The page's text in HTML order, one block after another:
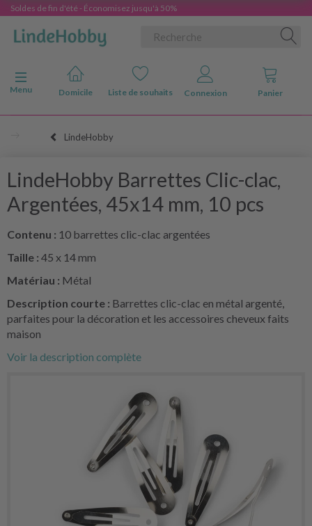
Soldes de fin d'été - Économisez jusqu'à 50%
Basculer la navigation
Menu
Domicile Liste de souhaits Connexion Panier
LindeHobby
LindeHobby Barrettes Clic-clac,
Argentées, 45x14 mm, 10 pcs
Contenu : 10 barrettes clic-clac argentées
Taille : 45 x 14 mm
Matériau : Métal
Description courte : Barrettes clic-clac en métal argenté,
parfaites pour la décoration et les accessoires cheveux faits
maison
Voir la description complète